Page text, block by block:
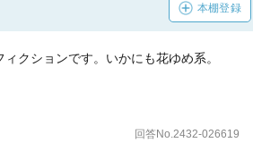
本棚登録
クションです。いかにも花ゆめ系。
回答No.2432-026619